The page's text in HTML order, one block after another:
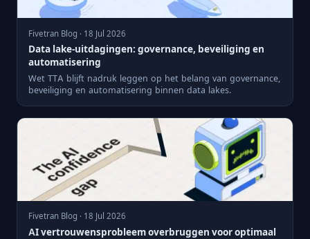
Fivetran Blog · 18 Jul 2026
Data lake-uitdagingen: governance, beveiliging en
automatisering
Wet TTA blijft nadruk leggen op het belang van governance,
beveiliging en automatisering binnen data lakes.
Fivetran Blog · 18 Jul 2026
AI vertrouwensprobleem overbruggen voor optimaal